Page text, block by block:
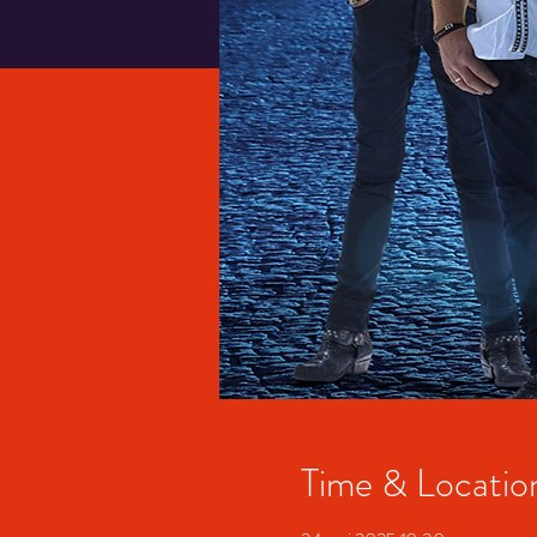
Time &